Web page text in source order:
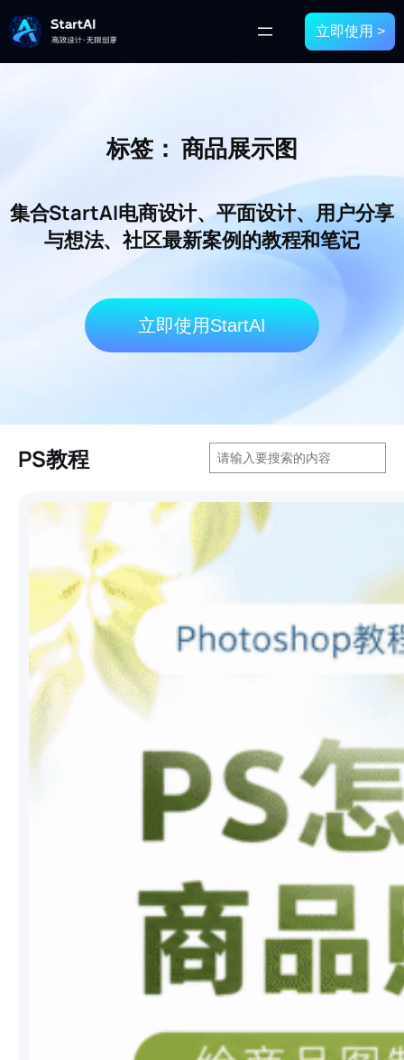
立即使用 >
标签： 商品展示图
集合StartAI电商设计、平面设计、用户分享
与想法、社区最新案例的教程和笔记
立即使用StartAI
PS教程
搜
索